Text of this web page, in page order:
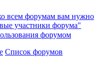
всем форумам вам нужно
участники форума"
форумом
Список форумов